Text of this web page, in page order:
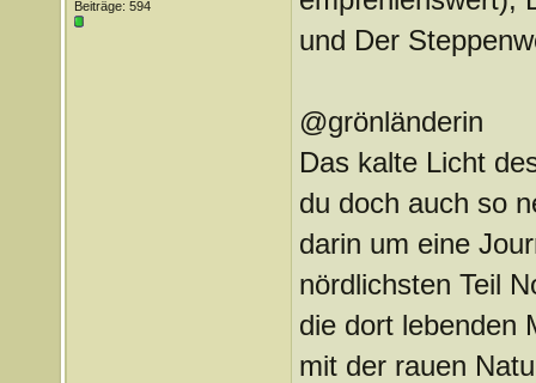
Beiträge: 594
und Der
@grönländerin
Das kalte Licht
du doch auch so
darin um eine
nördlichsten Teil
die dort lebenden
mit der rauen